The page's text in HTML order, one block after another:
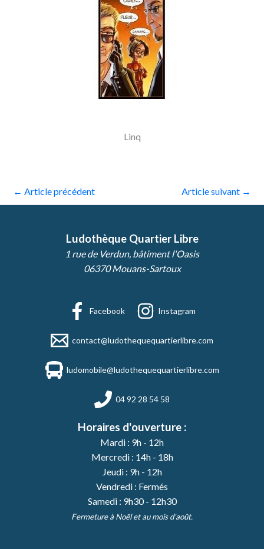
Linq
← Article précédent Article suivant →
Ludothèque Quartier Libre
1 rue de Verdun, bâtiment l'Oasis
06370 Mouans-Sartoux
Facebook Instagram
contact@ludothequequartierlibre.com
ludomobile@ludothequequartierlibre.com
04 92 28 54 58
Horaires d'ouverture :
Mardi : 9h - 12h
Mercredi : 14h - 18h
Jeudi : 9h - 12h
Vendredi : Fermés
Samedi : 9h30 - 12h30
Fermeture à Noël et au mois d'août.